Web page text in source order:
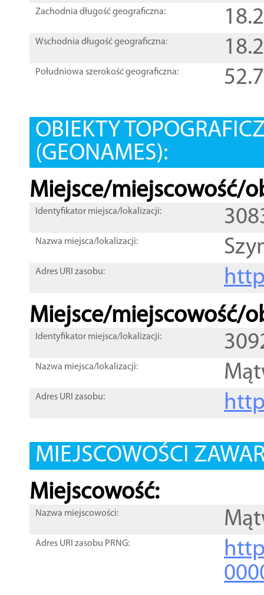
Zachodnia długość geograficzna:
Wschodnia długość geograficzna:
Południowa szerokość geograficzna:
OBIEKTY
(GEONAMES):
Miejsce/miejscowość/
Identyfikator miejsca/lokalizacji:
Nazwa miejsca/lokalizacji:
Adres URI zasobu:
Miejsce/miejscowość/
Identyfikator miejsca/lokalizacji:
Nazwa miejsca/lokalizacji:
Adres URI zasobu:
MIEJSCOWOŚCI
Miejscowość:
Nazwa miejscowości:
Adres URI zasobu PRNG: